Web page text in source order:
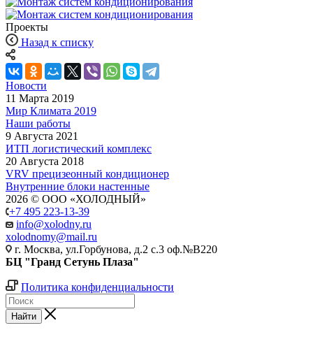
Проекты
Назад к списку
Новости
11 Марта 2019
Мир Климата 2019
Наши работы
9 Августа 2021
ИТП логистический комплекс
20 Августа 2018
VRV прецизеонный кондиционер
Внутренние блоки настенные
2026 © ООО «ХОЛОДНЫЙ»
+7 495 223-13-39
info@xolodny.ru
xolodnomy@mail.ru
г. Москва, ул.Горбунова, д.2 с.3 оф.№В220
БЦ "Гранд Сетунь Плаза"
Политика конфиденциальности
Найти